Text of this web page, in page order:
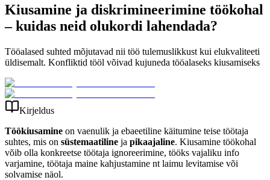
Kiusamine ja diskrimineerimine töökohal
– kuidas neid olukordi lahendada?
Tööalased suhted mõjutavad nii töö tulemuslikkust kui elukvaliteeti
üldisemalt. Konfliktid tööl võivad kujuneda tööalaseks kiusamiseks
Kirjeldus
Töökiusamine on vaenulik ja ebaeetiline käitumine teise töötaja
suhtes, mis on süstemaatiline ja pikaajaline. Kiusamine töökohal
võib olla konkreetse töötaja ignoreerimine, tööks vajaliku info
varjamine, töötaja maine kahjustamine nt laimu levitamise või
solvamise näol.